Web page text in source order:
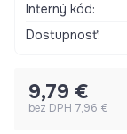
Interný kód:
Dostupnosť:
9,79 €
bez DPH 7,96 €